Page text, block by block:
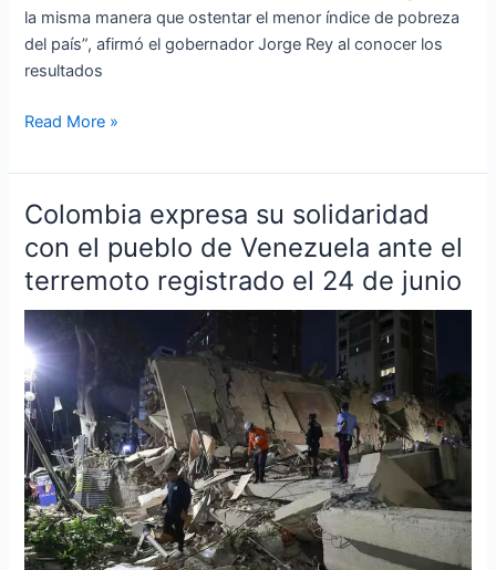
la misma manera que ostentar el menor índice de pobreza
del país”, afirmó el gobernador Jorge Rey al conocer los
resultados
Read More »
Colombia expresa su solidaridad
con el pueblo de Venezuela ante el
terremoto registrado el 24 de junio
Colombia
su
solidaridad
con
el
pueblo
de
Venezuela
ante
el
terremoto
registrado
el